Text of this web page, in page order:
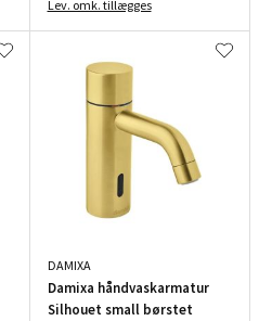
Lev. omk. tillægges
DAMIXA
Damixa håndvaskarmatur
Silhouet small børstet